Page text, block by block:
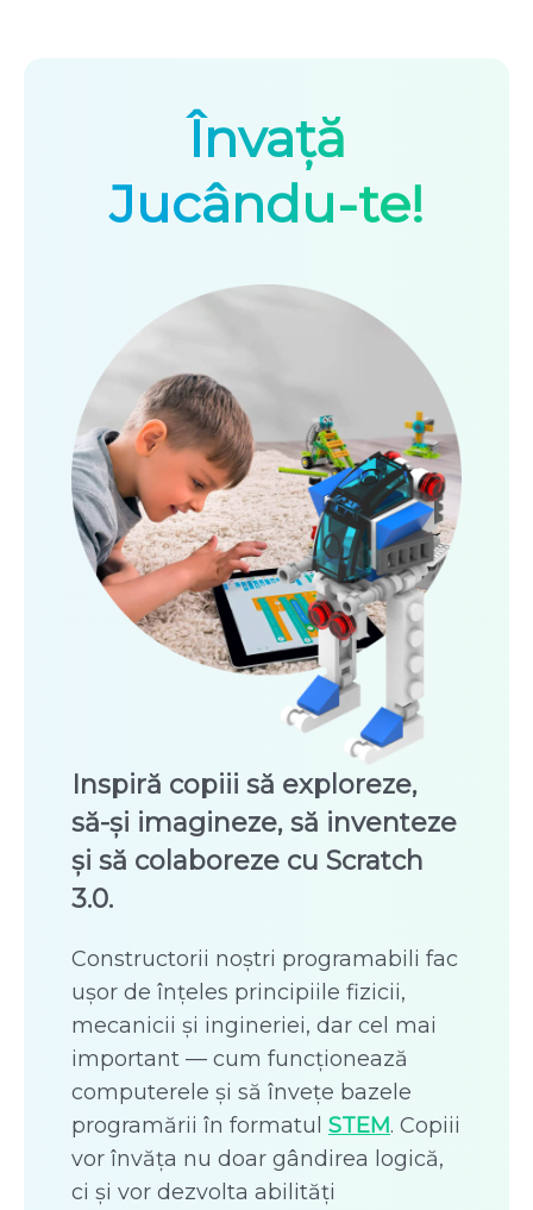
Învață
Jucându-te!
Inspiră copiii să exploreze,
să-și imagineze, să inventeze
și să colaboreze cu Scratch
3.0.
Constructorii noștri programabili fac
ușor de înțeles principiile fizicii,
mecanicii și ingineriei, dar cel mai
important — cum funcționează
computerele și să învețe bazele
programării în formatul STEM. Copiii
vor învăța nu doar gândirea logică,
ci și vor dezvolta abilități